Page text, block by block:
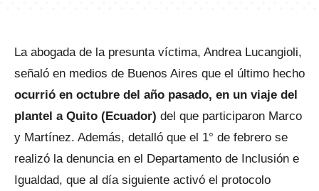
La abogada de la presunta víctima, Andrea Lucangioli,
señaló en medios de Buenos Aires que el último hecho
ocurrió en octubre del año pasado, en un viaje del
plantel a Quito (Ecuador) del que participaron Marco
y Martínez. Además, detalló que el 1° de febrero se
realizó la denuncia en el Departamento de Inclusión e
Igualdad, que al día siguiente activó el protocolo